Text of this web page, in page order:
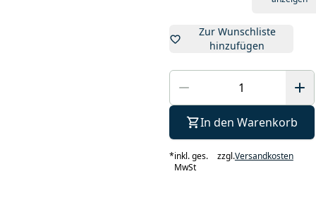
Zur Wunschliste
hinzufügen
In den Warenkorb
*inkl. ges.
MwSt
zzgl.Versandkosten